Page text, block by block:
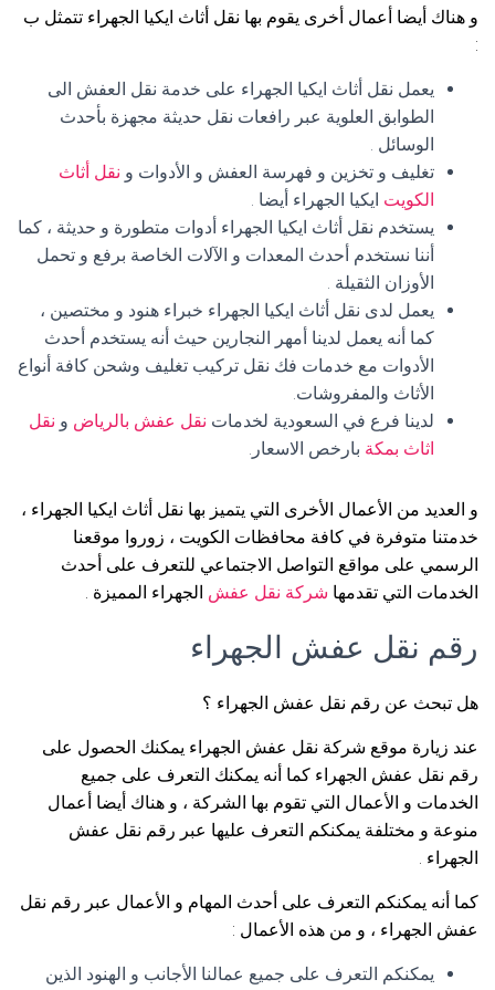
و هناك أيضا أعمال أخرى يقوم بها نقل أثاث ايكيا الجهراء تتمثل ب
:
يعمل نقل أثاث ايكيا الجهراء على خدمة نقل العفش الى
الطوابق العلوية عبر رافعات نقل حديثة مجهزة بأحدث
الوسائل .
تغليف و تخزين و فهرسة العفش و الأدوات و نقل أثاث
الكويت ايكيا الجهراء أيضا .
يستخدم نقل أثاث ايكيا الجهراء أدوات متطورة و حديثة ، كما
أننا نستخدم أحدث المعدات و الآلات الخاصة برفع و تحمل
الأوزان الثقيلة .
يعمل لدى نقل أثاث ايكيا الجهراء خبراء هنود و مختصين ،
كما أنه يعمل لدينا أمهر النجارين حيث أنه يستخدم أحدث
الأدوات مع خدمات فك نقل تركيب تغليف وشحن كافة أنواع
الأثاث والمفروشات.
لدينا فرع في السعودية لخدمات نقل عفش بالرياض و نقل
اثاث بمكة بارخص الاسعار.
و العديد من الأعمال الأخرى التي يتميز بها نقل أثاث ايكيا الجهراء ،
خدمتنا متوفرة في كافة محافظات الكويت ، زوروا موقعنا
الرسمي على مواقع التواصل الاجتماعي للتعرف على أحدث
الخدمات التي تقدمها شركة نقل عفش الجهراء المميزة .
رقم نقل عفش الجهراء
هل تبحث عن رقم نقل عفش الجهراء ؟
عند زيارة موقع شركة نقل عفش الجهراء يمكنك الحصول على
رقم نقل عفش الجهراء كما أنه يمكنك التعرف على جميع
الخدمات و الأعمال التي تقوم بها الشركة ، و هناك أيضا أعمال
منوعة و مختلفة يمكنكم التعرف عليها عبر رقم نقل عفش
الجهراء .
كما أنه يمكنكم التعرف على أحدث المهام و الأعمال عبر رقم نقل
عفش الجهراء ، و من هذه الأعمال :
يمكنكم التعرف على جميع عمالنا الأجانب و الهنود الذين